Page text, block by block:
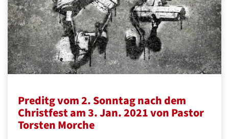
Preditg vom 2. Sonntag nach dem
Christfest am 3. Jan. 2021 von Pastor
Torsten Morche